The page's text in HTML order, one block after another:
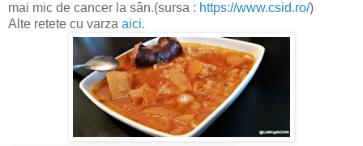
mai mic de cancer la sân.(sursa : https://www.csid.ro/)
Alte retete cu varza aici.